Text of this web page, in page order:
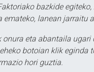
bazkide egiteko,
emateko, lanean jarraitu
onura eta abantaila ugari
botoian klik eginda
hori guztia.